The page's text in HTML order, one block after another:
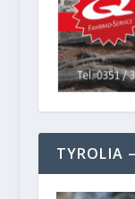
TYROLIA